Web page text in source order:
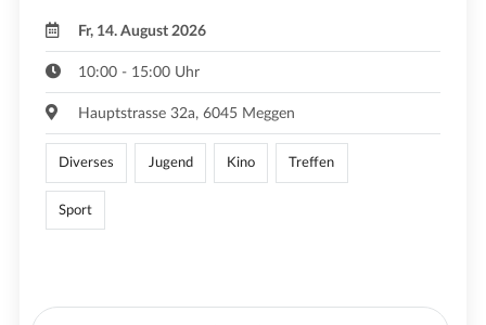
Fr, 14. August 2026
10:00 - 15:00 Uhr
Hauptstrasse 32a, 6045 Meggen
Diverses Jugend Kino Treffen
Sport